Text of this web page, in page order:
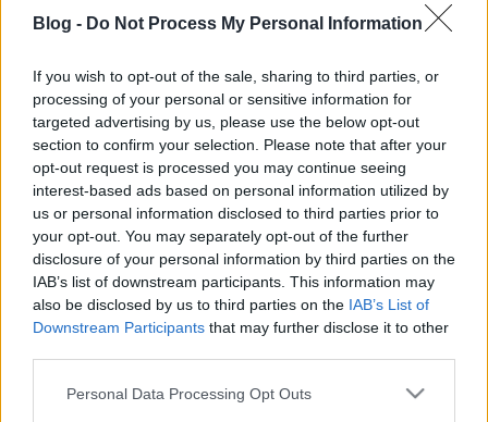
Blog - Do Not Process My Personal Information
If you wish to opt-out of the sale, sharing to third parties, or
processing of your personal or sensitive information for
targeted advertising by us, please use the below opt-out
section to confirm your selection. Please note that after your
opt-out request is processed you may continue seeing
interest-based ads based on personal information utilized by
us or personal information disclosed to third parties prior to
your opt-out. You may separately opt-out of the further
disclosure of your personal information by third parties on the
IAB’s list of downstream participants. This information may
also be disclosed by us to third parties on the IAB’s List of
Downstream Participants that may further disclose it to other
Please note that this website/app uses one or more Google
Personal Data Processing Opt Outs